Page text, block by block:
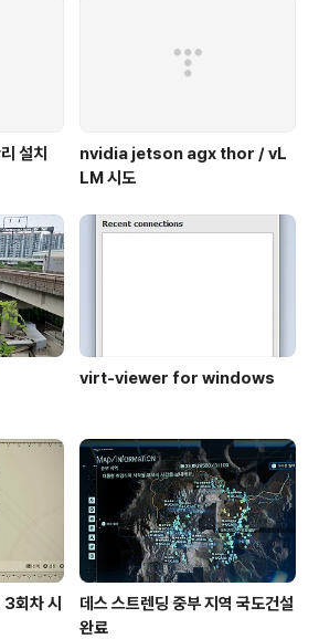
설치
nvidia jetson agx thor / vL
LM 시도
virt-viewer for windows
회차 시
데스 스트렌딩 중부 지역 국도건설
완료